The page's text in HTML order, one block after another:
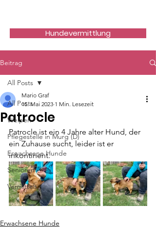
Hundevermittlung
Beitrag
All Posts
Welpen
Pflegestelle in Murg (D)
Erwachsene Hunde
Senioren
Vermittelt
All Posts
Patrocle
Mario Graf
15. Mai 2023 1 Min. Lesezeit
Patrocle ist ein 4 Jahre alter Hund, der
ein Zuhause sucht, leider ist er
inkontinent.
Erwachsene Hunde